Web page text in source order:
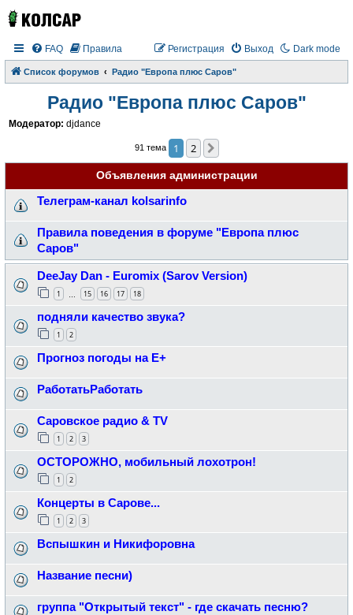
Dark mode
FAQ Правила Выход
Регистрация
Список форумов Радио "Европа плюс Саров"
Радио "Европа плюс Саров"
Модератор: djdance
91 тема 1 2
Объявления администрации
Телеграм-канал kolsarinfo
Правила поведения в форуме "Европа плюс
Саров"
DeeJay Dan - Euromix (Sarov Version)
1 15 16 17 18
подняли качество звука?
1 2
Прогноз погоды на Е+
РаботатьРаботать
Саровское радио & TV
1 2 3
ОСТОРОЖНО, мобильный лохотрон!
1 2
Концерты в Сарове...
1 2 3
Вспышкин и Никифоровна
Название песни)
группа "Открытый текст" - где скачать песню?